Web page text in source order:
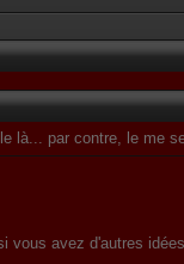
là... par contre, le me
vous avez d'autres